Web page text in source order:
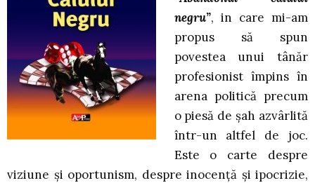
negru”, in care mi-am
propus să spun
povestea unui tânăr
profesionist împins în
arena politică precum
o piesă de şah azvârlită
într-un altfel de joc.
Este o carte despre
viziune şi oportunism, despre inocenţă şi ipocrizie,